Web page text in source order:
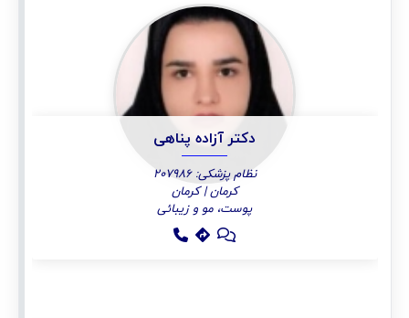
دکتر آزاده پناهی
نظام پزشکی: 207986
کرمان | کرمان
پوست، مو و زیبائی